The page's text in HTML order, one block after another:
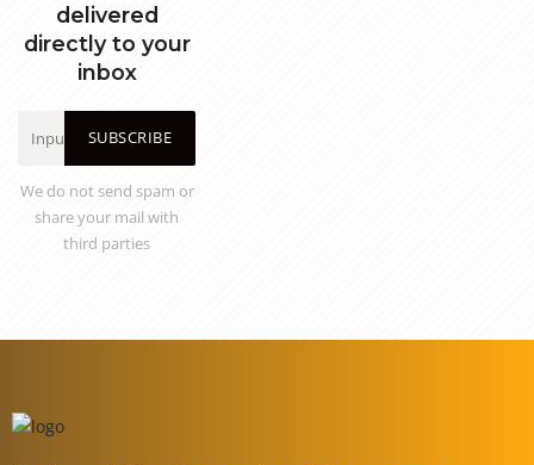
delivered
directly to your
inbox
SUBSCRIBE
We do not send spam or
share your mail with
third parties